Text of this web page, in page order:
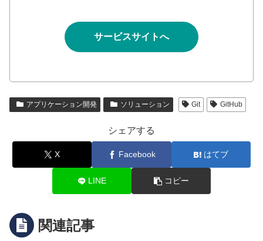
サービスサイトへ
アプリケーション開発 ソリューション Git GitHub
シェアする
X Facebook はてブ
LINE コピー
関連記事